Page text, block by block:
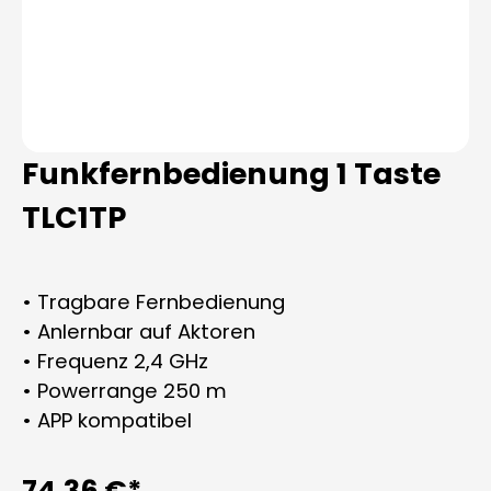
Funkfernbedienung 1 Taste
TLC1TP
• Tragbare Fernbedienung
• Anlernbar auf Aktoren
• Frequenz 2,4 GHz
• Powerrange 250 m
• APP kompatibel